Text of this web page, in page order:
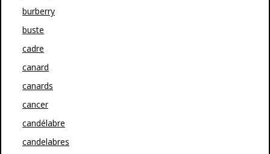
burberry
buste
cadre
canard
canards
cancer
candélabre
candelabres